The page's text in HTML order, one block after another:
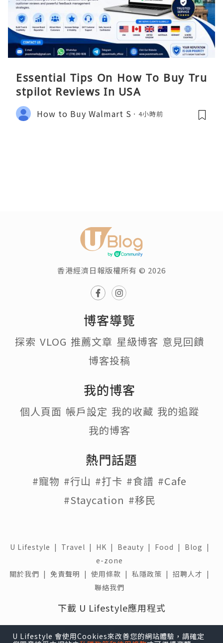
Essential Tips On How To Buy Tru
stpilot Reviews In USA
How to Buy Walmart S 4小時前
香港經濟日報版權所有 © 2026
博客導覽
探索 VLOG 推薦文章 星級博客 意見回饋
博客投稿
我的博客
個人頁面 帳戶設定 我的收藏 我的追蹤
我的博客
熱門話題
#寵物 #行山 #打卡 #食譜 #Cafe
#Staycation #移民
U Lifestyle | Travel | HK | Beauty | Food | Blog |
e-zone
關於我們 | 免責聲明 | 使用條款 | 私隱政策 | 招聘人才 |
聯絡我們
下載 U Lifestyle應用程式
U Lifestyle 會使用Cookies來改善您的網站體驗，請確定